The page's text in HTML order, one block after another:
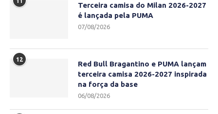
Terceira camisa do Milan 2026-2027
é lançada pela PUMA
07/08/2026
12
Red Bull Bragantino e PUMA lançam
terceira camisa 2026-2027 inspirada
na força da base
06/08/2026